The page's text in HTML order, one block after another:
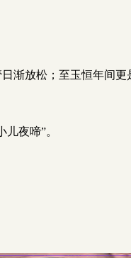
渐放松；至玉恒年间
夜啼”。